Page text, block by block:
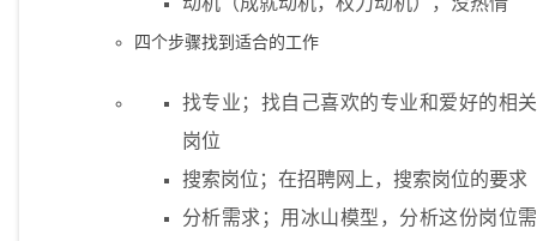
四个步骤找到适合的工作
找专业；找自己喜欢的专业和爱好的相关
岗位
搜索岗位；在招聘网上，搜索岗位的要求
分析需求；用冰山模型，分析这份岗位需